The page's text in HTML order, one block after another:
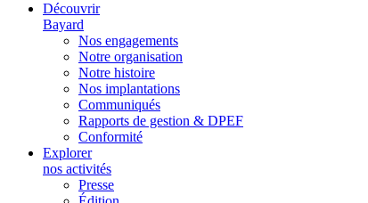
Découvrir
Bayard
Nos engagements
Notre organisation
Notre histoire
Nos implantations
Communiqués
Rapports de gestion & DPEF
Conformité
Explorer
nos activités
Presse